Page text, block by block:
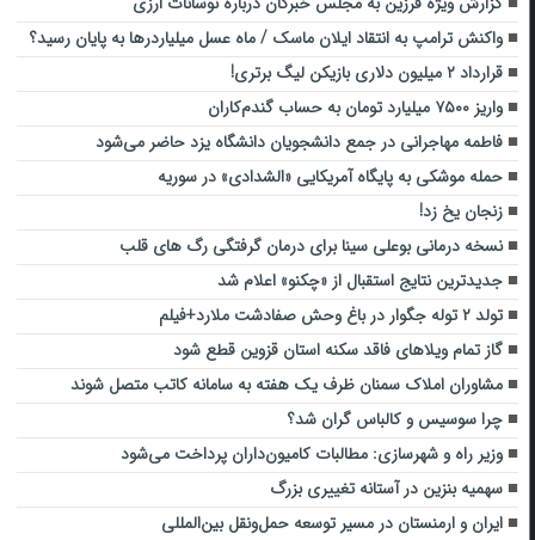
واکنش ترامپ به انتقاد ایلان ماسک / ماه عسل میلیاردرها به پایان رسید؟
قرارداد ۲ میلیون دلاری بازیکن لیگ برتری!
واریز ۷۵۰۰ میلیارد تومان به حساب گندم‌کاران
فاطمه مهاجرانی در جمع دانشجویان دانشگاه یزد حاضر می‌شود
حمله موشکی به پایگاه آمریکایی «الشدادی» در سوریه
زنجان یخ زد!
نسخه درمانی بوعلی سینا برای درمان گرفتگی رگ های قلب
جدیدترین نتایج استقبال از «چکنو» اعلام شد
تولد ۲ توله جگوار در باغ وحش صفادشت ملارد+فیلم
گاز تمام ویلاهای فاقد سکنه استان قزوین قطع شود
مشاوران املاک سمنان ظرف یک هفته به سامانه کاتب متصل شوند
چرا سوسیس و کالباس گران شد؟
وزیر راه و شهرسازی: مطالبات کامیون‌داران پرداخت می‌شود
سهمیه بنزین در آستانه تغییری بزرگ
ایران و ارمنستان در مسیر توسعه حمل‌ونقل بین‌المللی